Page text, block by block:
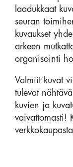
laadukkaat
seuran
kuvaukset
arkeen
organisointi
Valmiit kuvat
tulevat
kuvien ja
vaivattomasti!